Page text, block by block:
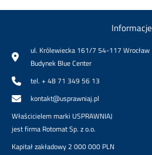
Informacje
ul. Królewiecka 161/7 54-117 Wrocław
Budynek Blue Center
tel. + 48 71 349 56 13
kontakt@usprawniaj.pl
Właścicielem marki USPRAWNIAJ
jest firma Rotomat Sp. z o.o.
Kapitał zakładowy 2 000 000 PLN